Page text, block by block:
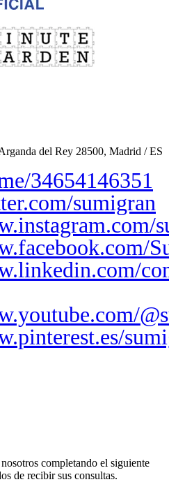
del Rey 28500, Madrid / ES
34654146351
sumigran
completando el siguiente
de recibir sus consultas.